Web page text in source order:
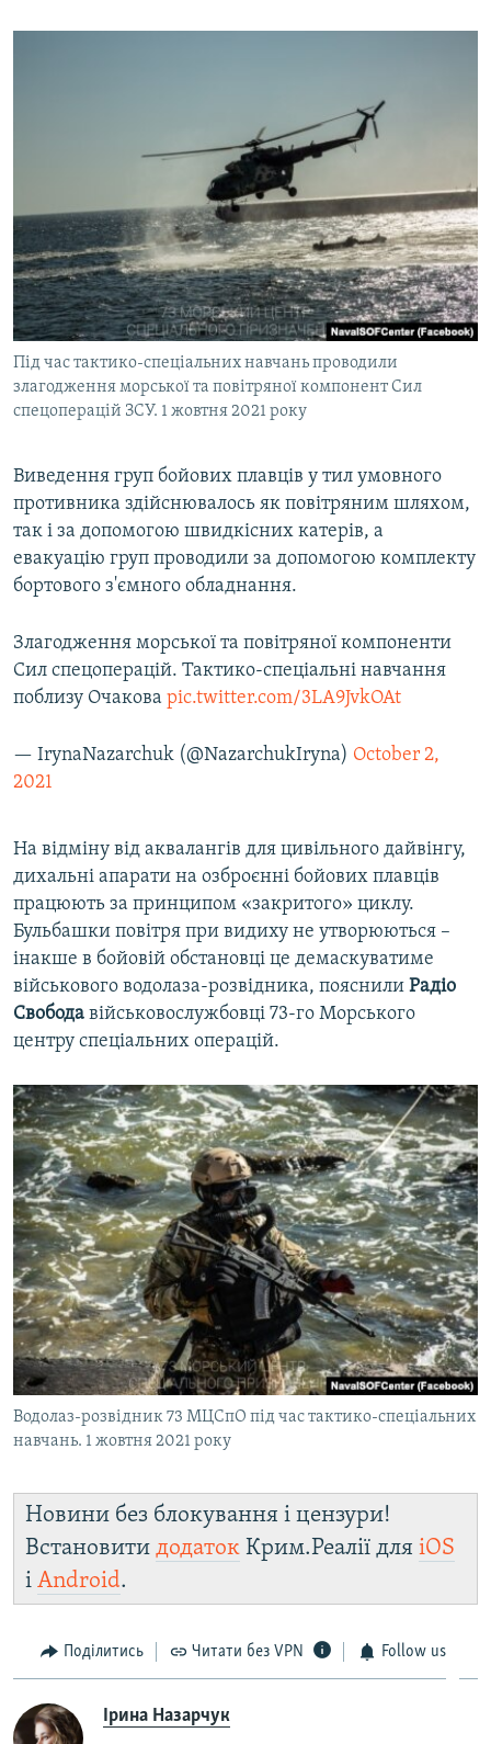
Під час тактико-спеціальних навчань проводили
злагодження морської та повітряної компонент Сил
спецоперацій ЗСУ. 1 жовтня 2021 року
Виведення груп бойових плавців у тил умовного
противника здійснювалось як повітряним шляхом,
так і за допомогою швидкісних катерів, а
евакуацію груп проводили за допомогою комплекту
бортового з'ємного обладнання.
Злагодження морської та повітряної компоненти
Сил спецоперацій. Тактико-спеціальні навчання
поблизу Очакова pic.twitter.com/3LA9JvkOAt
— IrynaNazarchuk (@NazarchukIryna) October 2,
2021
На відміну від аквалангів для цивільного дайвінгу,
дихальні апарати на озброєнні бойових плавців
працюють за принципом «закритого» циклу.
Бульбашки повітря при видиху не утворюються –
інакше в бойовій обстановці це демаскуватиме
військового водолаза-розвідника, пояснили Радіо
Свобода військовослужбовці 73-го Морського
центру спеціальних операцій.
Водолаз-розвідник 73 МЦСпО під час тактико-спеціальних
навчань. 1 жовтня 2021 року
Новини без блокування і цензури!
Встановити додаток Крим.Реалії для iOS
і Android.
Поділитись Читати без VPN Follow us
Ірина Назарчук